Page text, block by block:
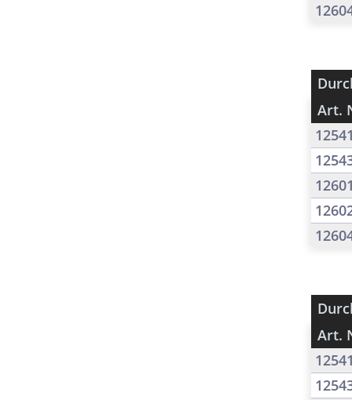
Art.
Art.